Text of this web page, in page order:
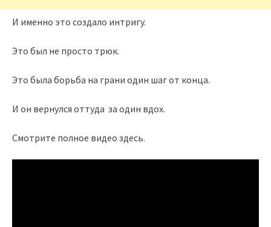
И именно это создало интригу.
Это был не просто трюк.
Это была борьба на грани один шаг от конца.
И он вернулся оттуда за один вдох.
Смотрите полное видео здесь.